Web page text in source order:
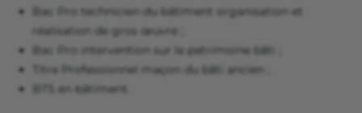
Bac Pro technicien du bâtiment organisation et
réalisation de gros œuvre ;
Bac Pro intervention sur le patrimoine bâti ;
Titre Professionnel maçon du bâti ancien ;
BTS en bâtiment.